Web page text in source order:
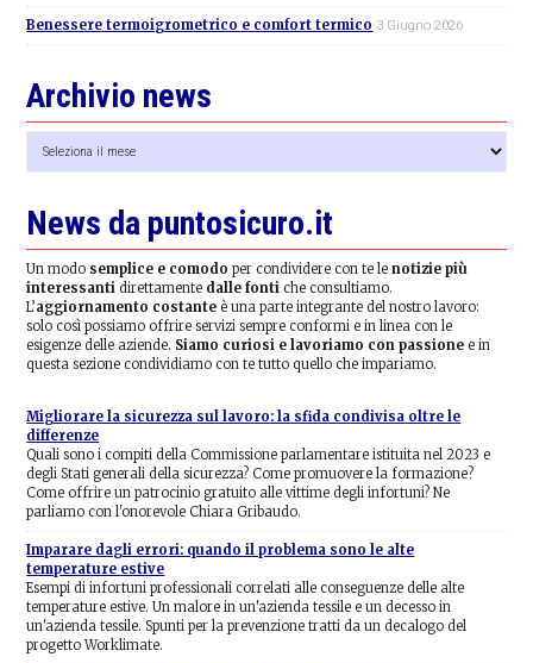
Benessere termoigrometrico e comfort termico 3 Giugno 2026
Archivio news
news
News da puntosicuro.it
Un modo semplice e comodo per condividere con te lenotizie più
interessanti direttamente dalle fonti che consultiamo.
L’aggiornamento costante è una parte integrante del nostro lavoro:
solo così possiamo offrire servizi sempre conformi e in linea con le
esigenze delle aziende. Siamo curiosi e lavoriamo con passione e in
questa sezione condividiamo con te tutto quello che impariamo.
Migliorare la sicurezza sul lavoro: la sfida condivisa oltre le
differenze
Quali sono i compiti della Commissione parlamentare istituita nel 2023 e
degli Stati generali della sicurezza? Come promuovere la formazione?
Come offrire un patrocinio gratuito alle vittime degli infortuni? Ne
parliamo con l'onorevole Chiara Gribaudo.
Imparare dagli errori: quando il problema sono le alte
temperature estive
Esempi di infortuni professionali correlati alle conseguenze delle alte
temperature estive. Un malore in un'azienda tessile e un decesso in
un'azienda tessile. Spunti per la prevenzione tratti da un decalogo del
progetto Worklimate.